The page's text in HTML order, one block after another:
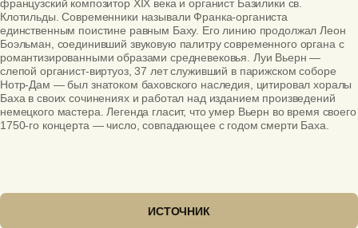
французский композитор XIX века и органист Базилики св.
Клотильды. Современники называли Франка-органиста
единственным поистине равным Баху. Его линию продолжал Леон
Боэльман, соединивший звуковую палитру современного органа с
романтизированными образами средневековья. Луи Вьерн —
слепой органист-виртуоз, 37 лет служивший в парижском соборе
Нотр-Дам — был знатоком баховского наследия, цитировал хоралы
Баха в своих сочинениях и работал над изданием произведений
немецкого мастера. Легенда гласит, что умер Вьерн во время своего
1750-го концерта — число, совпадающее с годом смерти Баха.
ИСТОЧНИК